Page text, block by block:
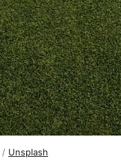
/ Unsplash